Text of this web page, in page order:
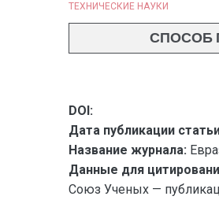
ТЕХНИЧЕСКИЕ НАУКИ
СПОСОБ
DOI:
Дата публикации
Название журнала:
Данные для
Союз Ученых —